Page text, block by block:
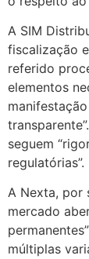
A SIM
fiscalização
referido
elementos
seguem
regulatórias”.
A Nexta, por
mercado
múltiplas